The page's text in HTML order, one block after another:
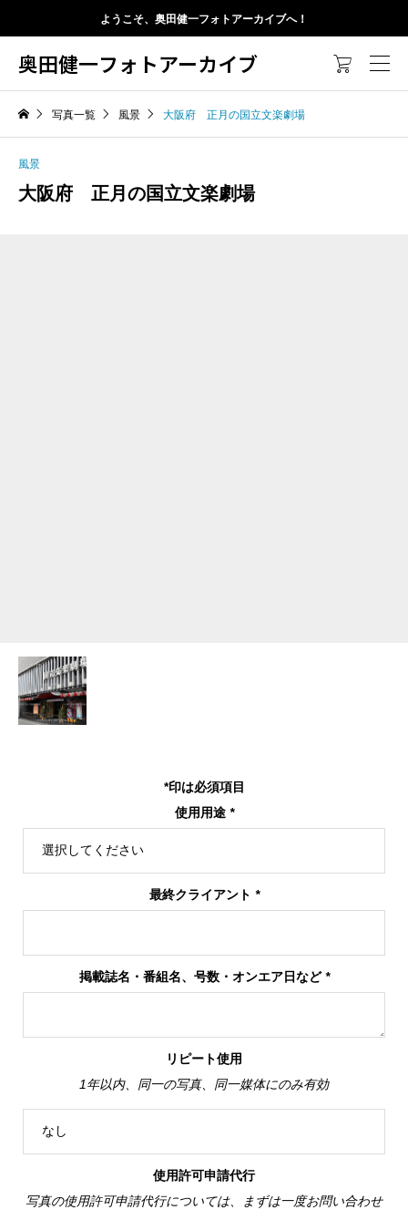
ようこそ、奥田健一フォトアーカイブへ！
奥田健一フォトアーカイブ 
写真一覧 風景 大阪府 正月の国立文楽劇場
風景
大阪府 正月の国立文楽劇場
*印は必須項目
使用用途 *
最終クライアント *
掲載誌名・番組名、号数・オンエア日など*
リピート使用
1年以内、同一の写真、同一媒体にのみ有効
使用許可申請代行
写真の使用許可申請代行については、まずは一度お問い合わせ